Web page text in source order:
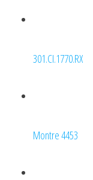
301.CI.1770.RX
Montre 4453